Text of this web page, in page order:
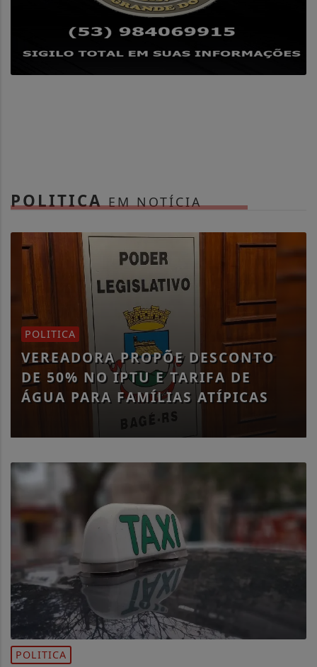
POLITICAEM NOTÍCIA
POLITICA
VEREADORA PROPÕE DESCONTO
DE 50% NO IPTU E TARIFA DE
ÁGUA PARA FAMÍLIAS ATÍPICAS
POLITICA